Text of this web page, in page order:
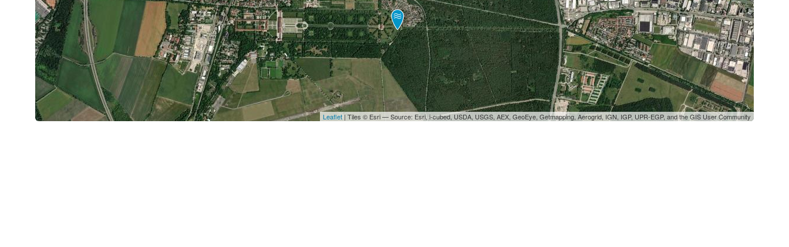
Leaflet | Tiles © Esri — Source: Esri, i-cubed, USDA, USGS, AEX, GeoEye, Getmapping, Aerogrid, IGN, IGP, UPR-EGP, and the GIS User Community